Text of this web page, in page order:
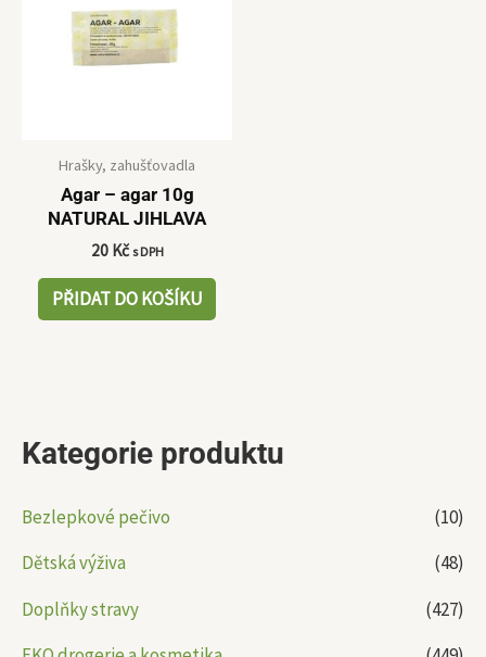
Kategorie produktu
Bezlepkové pečivo
(10)
Dětská výživa
(48)
Doplňky stravy
(427)
Hrašky, zahušťovadla
Agar – agar 10g
NATURAL JIHLAVA
20 Kč s DPH
PŘIDAT DO KOŠÍKU